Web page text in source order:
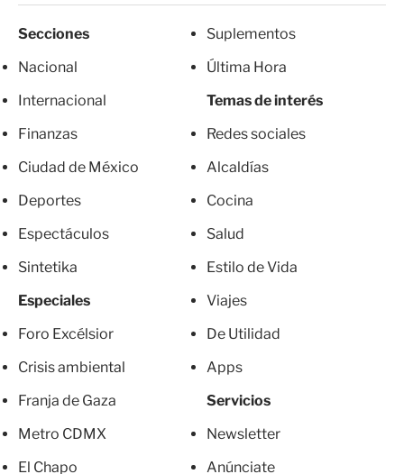
Secciones
Nacional
Internacional
Finanzas
Ciudad de México
Deportes
Espectáculos
Sintetika
Especiales
Foro Excélsior
Crisis ambiental
Franja de Gaza
Metro CDMX
El Chapo
Suplementos
Última Hora
Temas de interés
Redes sociales
Alcaldías
Cocina
Salud
Estilo de Vida
Viajes
De Utilidad
Apps
Servicios
Newsletter
Anúnciate